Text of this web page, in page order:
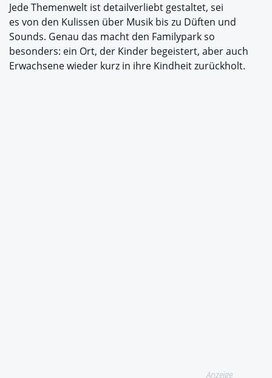
Jede Themenwelt ist detailverliebt gestaltet, sei
es von den Kulissen über Musik bis zu Düften und
Sounds. Genau das macht den Familypark so
besonders: ein Ort, der Kinder begeistert, aber auch
Erwachsene wieder kurz in ihre Kindheit zurückholt.
Anzeige